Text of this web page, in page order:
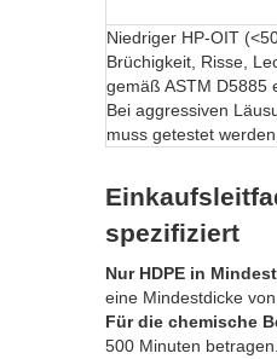
Niedriger HP-
Brüchigkeit,
gemäß ASTM D5885
Bei aggressiven
muss getestet
spezifiziert
Nur HDPE in
eine Mindestdicke
Für die chemische
500 Minuten